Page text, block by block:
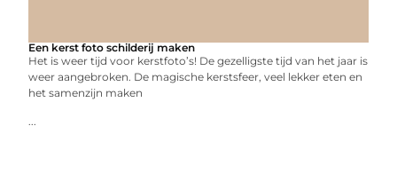
Een kerst foto schilderij maken
Het is weer tijd voor kerstfoto’s! De gezelligste tijd van het jaar is
weer aangebroken. De magische kerstsfeer, veel lekker eten en
het samenzijn maken
...